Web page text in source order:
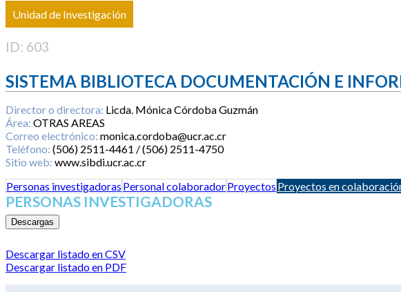
Unidad de Investigación
ID: 603
SISTEMA BIBLIOTECA DOCUMENTACIÓN E
Director o directora: Licda. Mónica Córdoba Guzmán
Área: OTRAS AREAS
Correo electrónico: monica.cordoba@ucr.ac.cr
Teléfono: (506) 2511-4461 / (506) 2511-4750
Sitio web: www.sibdi.ucr.ac.cr
Personas investigadoras Personal colaboradorProyectos Proyectos en
PERSONAS INVESTIGADORAS
Descargas
Descargar listado en CSV
Descargar listado en PDF